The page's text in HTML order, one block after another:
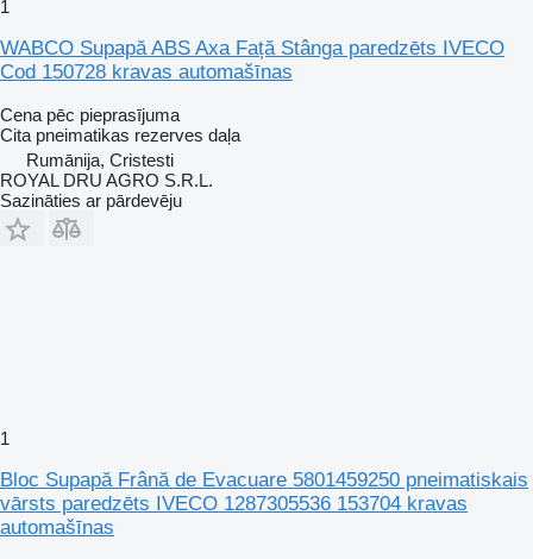
1
WABCO Supapă ABS Axa Față Stânga paredzēts IVECO
Cod 150728 kravas automašīnas
Cena pēc pieprasījuma
Cita pneimatikas rezerves daļa
Rumānija, Cristesti
ROYAL DRU AGRO S.R.L.
Sazināties ar pārdevēju
1
Bloc Supapă Frână de Evacuare 5801459250 pneimatiskais
vārsts paredzēts IVECO 1287305536 153704 kravas
automašīnas